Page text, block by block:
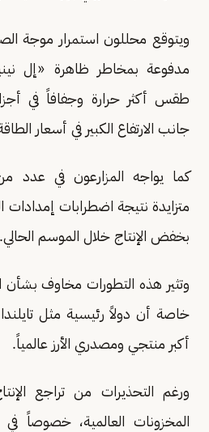
ويتوقع محللون استمرار موجة
مدفوعة بمخاطر ظاهرة «إل
طقس أكثر حرارة وجفافاً في
جانب الارتفاع الكبير في أسعار
كما يواجه المزارعون في عدد
متزايدة نتيجة اضطرابات إمدادات
بخفض الإنتاج خلال الموسم الحالي.
وتثير هذه التطورات مخاوف بشأن
خاصة أن دولاً رئيسية مثل
أكبر منتجي ومصدري الأرز عالمياً.
ورغم التحذيرات من تراجع
المخزونات العالمية، خصوصاً